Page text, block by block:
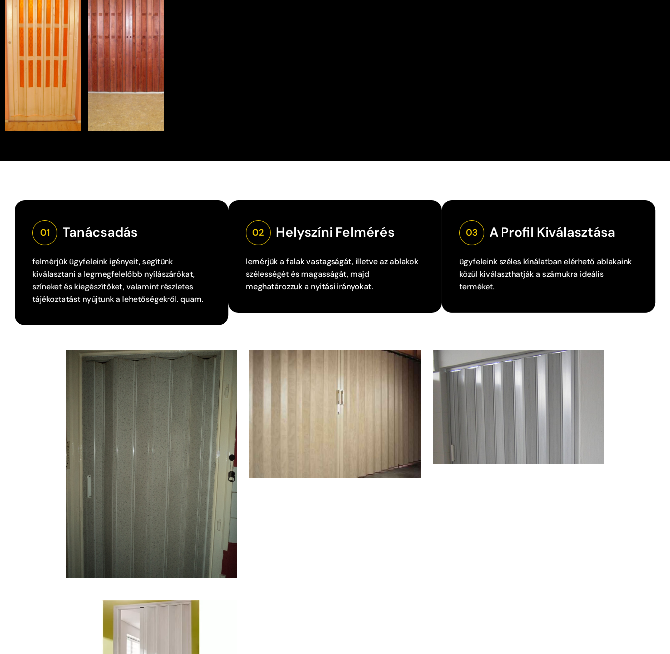
01 Tanácsadás
felmérjük ügyfeleink igényeit, segítünk
kiválasztani a legmegfelelőbb nyílászárókat,
színeket és kiegészítőket, valamint részletes
tájékoztatást nyújtunk a lehetőségekről. quam.
02 Helyszíni Felmérés
lemérjük a falak vastagságát, illetve az ablakok
szélességét és magasságát, majd
meghatározzuk a nyitási irányokat.
03 A Profil Kiválasztása
ügyfeleink széles kínálatban elérhető ablakaink
közül kiválaszthatják a számukra ideális
terméket.